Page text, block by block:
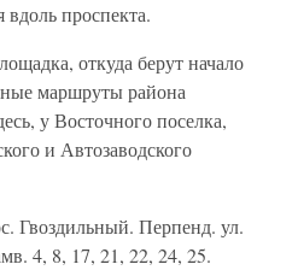
проспекта.
откуда берут начало
маршруты района
у Восточного поселка,
и Автозаводского
Гвоздильный. Перпенд. ул.
4, 8, 17, 21, 22, 24, 25.